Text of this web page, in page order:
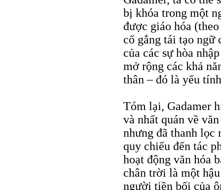
bị khóa trong một
được giáo hóa
cố gắng tái tạo ngữ
của các sự hòa
mở rộng các khả
thân – đó là yếu
Tóm lại, Gadamer
và nhất quán về
nhưng đã thanh
quy chiếu đến tác
hoạt động văn hóa
chân trời là một
người tiền bối của